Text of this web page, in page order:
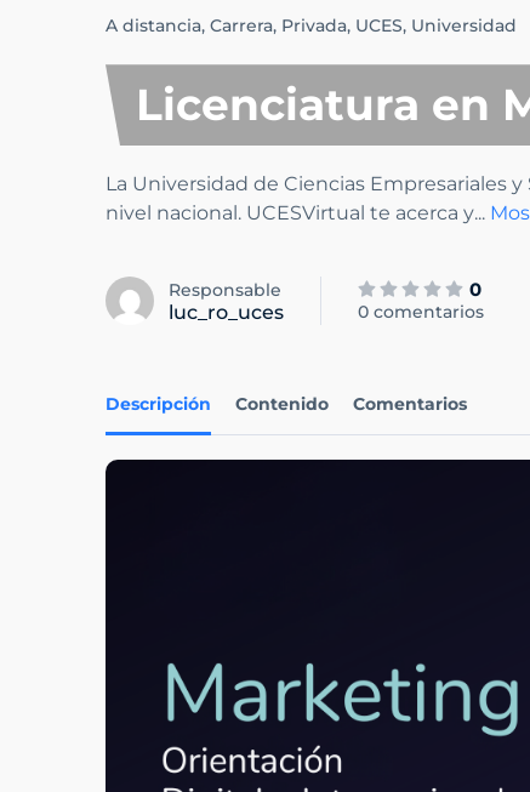
A distancia, Carrera, Privada, UCES, Universidad
Licenciatura en
La Universidad de Ciencias Empresariales
nivel nacional. UCESVirtual te acerca y...
Responsable
luc_ro_uces
0
0 comentarios
Descripción Contenido Comentarios